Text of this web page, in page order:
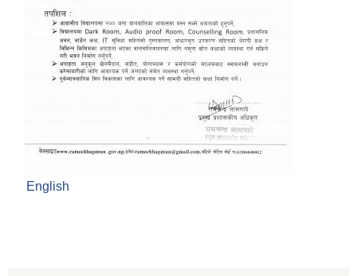
English